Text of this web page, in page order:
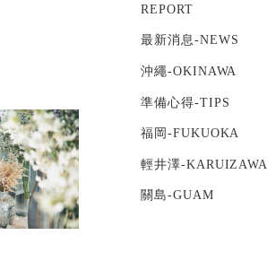
REPORT
最新消息-NEWS
沖繩-OKINAWA
準備心得-TIPS
福岡-FUKUOKA
輕井澤-KARUIZAWA
關島-GUAM